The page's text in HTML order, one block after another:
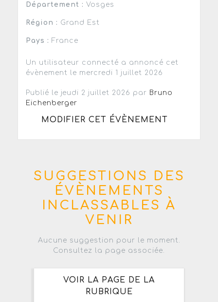
Département : Vosges
Région : Grand Est
Pays : France
Un utilisateur connecté a annoncé cet
évènement le mercredi 1 juillet 2026
Publié le jeudi 2 juillet 2026 par Bruno
Eichenberger
MODIFIER CET ÉVÈNEMENT
SUGGESTIONS DES
ÉVÈNEMENTS
INCLASSABLES À
VENIR
Aucune suggestion pour le moment.
Consultez la page associée.
VOIR LA PAGE DE LA
RUBRIQUE